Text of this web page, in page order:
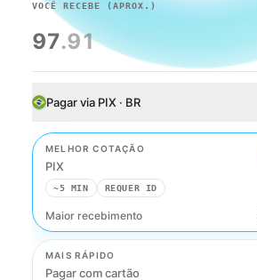
VOCÊ RECEBE (APROX.)
97.91
Pagar via PIX · BR
MELHOR COTAÇÃO
PIX
~5 MIN REQUER ID
Maior recebimento
PIX
MAIS RÁPIDO
Pagar com cartão